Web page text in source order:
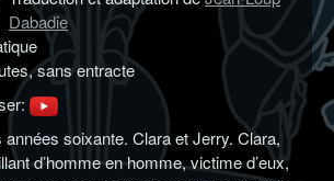
Dabadie
sans entracte
années soixante. Clara et Jerry. Clara,
d’homme en homme, victime d’eux,